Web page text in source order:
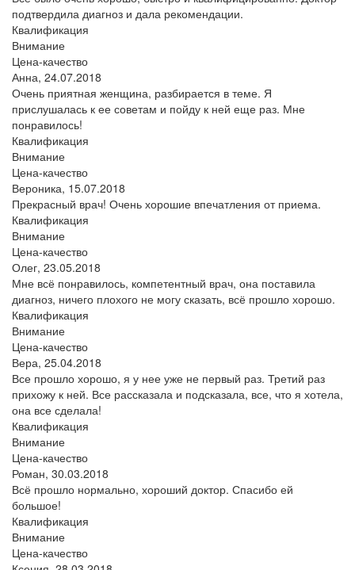
подтвердила диагноз и дала рекомендации.
Квалификация
Внимание
Цена-качество
Анна, 24.07.2018
Очень приятная женщина, разбирается в теме. Я
прислушалась к ее советам и пойду к ней еще раз. Мне
понравилось!
Квалификация
Внимание
Цена-качество
Вероника, 15.07.2018
Прекрасный врач! Очень хорошие впечатления от приема.
Квалификация
Внимание
Цена-качество
Олег, 23.05.2018
Мне всё понравилось, компетентный врач, она поставила
диагноз, ничего плохого не могу сказать, всё прошло хорошо.
Квалификация
Внимание
Цена-качество
Вера, 25.04.2018
Все прошло хорошо, я у нее уже не первый раз. Третий раз
прихожу к ней. Все рассказала и подсказала, все, что я хотела,
она все сделала!
Квалификация
Внимание
Цена-качество
Роман, 30.03.2018
Всё прошло нормально, хороший доктор. Спасибо ей
большое!
Квалификация
Внимание
Цена-качество